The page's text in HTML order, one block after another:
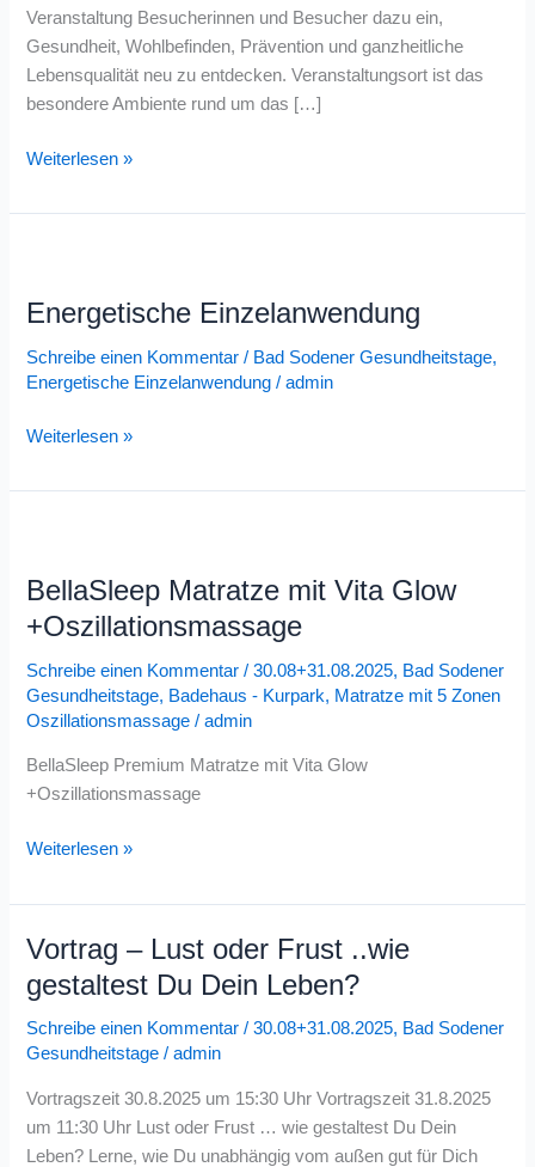
Veranstaltung Besucherinnen und Besucher dazu ein,
Gesundheit, Wohlbefinden, Prävention und ganzheitliche
Lebensqualität neu zu entdecken. Veranstaltungsort ist das
besondere Ambiente rund um das […]
Weiterlesen »
Energetische Einzelanwendung
Schreibe einen Kommentar / Bad Sodener Gesundheitstage,
Energetische Einzelanwendung /admin
Weiterlesen »
BellaSleep Matratze mit Vita Glow
+Oszillationsmassage
Schreibe einen Kommentar /30.08+31.08.2025, Bad Sodener
Gesundheitstage, Badehaus - Kurpark, Matratze mit 5 Zonen
Oszillationsmassage /admin
BellaSleep Premium Matratze mit Vita Glow
+Oszillationsmassage
mit
Vita
+Oszillationsmassage
Weiterlesen »
Vortrag – Lust oder Frust ..wie
gestaltest Du Dein Leben?
Schreibe einen Kommentar /30.08+31.08.2025, Bad Sodener
Gesundheitstage /admin
Vortragszeit 30.8.2025 um 15:30 Uhr Vortragszeit 31.8.2025
um 11:30 Uhr Lust oder Frust … wie gestaltest Du Dein
Leben? Lerne, wie Du unabhängig vom außen gut für Dich
Vortrag
Lust
oder
Frust
..wie
gestaltest
Du